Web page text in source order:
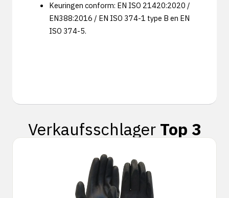
Keuringen conform: EN ISO 21420:2020 /
EN388:2016 / EN ISO 374-1 type B en EN
ISO 374-5.
Verkaufsschlager Top 3